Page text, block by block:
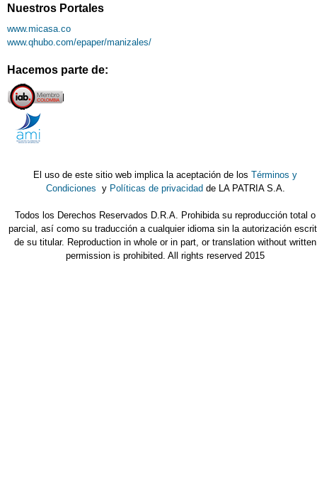
Nuestros Portales
www.micasa.co
www.qhubo.com/epaper/manizales/
Hacemos parte de:
El uso de este sitio web implica la aceptación de losTérminos y
Condiciones y Políticas de privacidad de LA PATRIA S.A.
Todos los Derechos Reservados D.R.A. Prohibida su reproducción total o
parcial, así como su traducción a cualquier idioma sin la autorización
de su titular. Reproduction in whole or in part, or translation without written
permission is prohibited. All rights reserved 2015